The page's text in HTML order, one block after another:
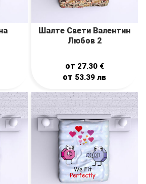
Шалте Свети Валентин
Любов 2
от 27.30 €
от 53.39лв